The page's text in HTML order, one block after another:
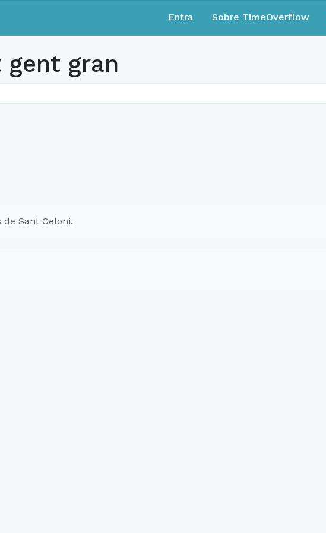
Entra Sobre TimeOverflow
gent gran
Sant Celoni.